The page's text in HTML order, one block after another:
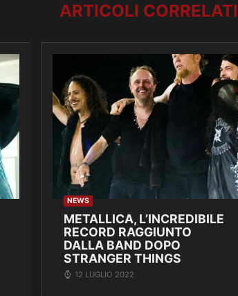
ARTICOLI CORRELATI
NEWS
METALLICA, L’INCREDIBILE
RECORD RAGGIUNTO
DALLA BAND DOPO
STRANGER THINGS
12 LUGLIO 2022